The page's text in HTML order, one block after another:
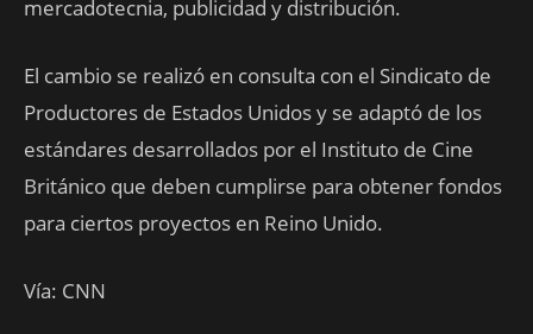
mercadotecnia, publicidad y distribución.
El cambio se realizó en consulta con el Sindicato de
Productores de Estados Unidos y se adaptó de los
estándares desarrollados por el Instituto de Cine
Británico que deben cumplirse para obtener fondos
para ciertos proyectos en Reino Unido.
Vía: CNN